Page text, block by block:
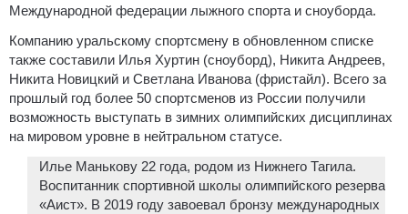
Международной федерации лыжного спорта и сноуборда.
Компанию уральскому спортсмену в обновленном списке
также составили Илья Хуртин (сноуборд), Никита Андреев,
Никита Новицкий и Светлана Иванова (фристайл). Всего за
прошлый год более 50 спортсменов из России получили
возможность выступать в зимних олимпийских дисциплинах
на мировом уровне в нейтральном статусе.
Илье Манькову 22 года, родом из Нижнего Тагила.
Воспитанник спортивной школы олимпийского резерва
«Аист». В 2019 году завоевал бронзу международных